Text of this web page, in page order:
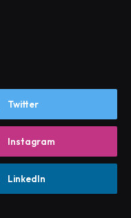
Twitter
Instagram
LinkedIn